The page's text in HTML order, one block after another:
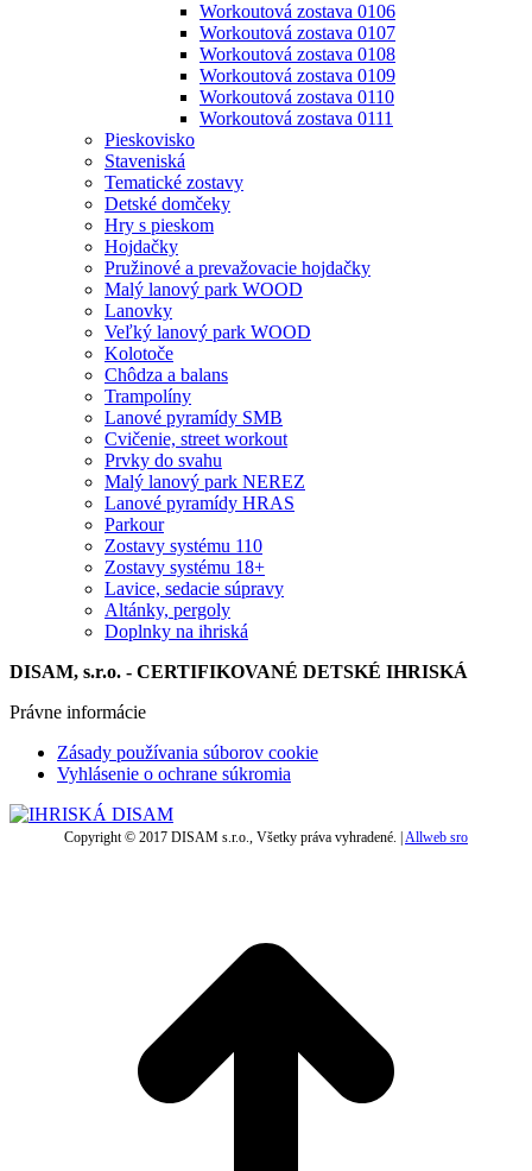
Workoutová zostava 0106
Workoutová zostava 0107
Workoutová zostava 0108
Workoutová zostava 0109
Workoutová zostava 0110
Workoutová zostava 0111
Pieskovisko
Staveniská
Tematické zostavy
Detské domčeky
Hry s pieskom
Hojdačky
Pružinové a prevažovacie hojdačky
Malý lanový park WOOD
Lanovky
Veľký lanový park WOOD
Kolotoče
Chôdza a balans
Trampolíny
Lanové pyramídy SMB
Cvičenie, street workout
Prvky do svahu
Malý lanový park NEREZ
Lanové pyramídy HRAS
Parkour
Zostavy systému 110
Zostavy systému 18+
Lavice, sedacie súpravy
Altánky, pergoly
Doplnky na ihriská
DISAM, s.r.o. - CERTIFIKOVANÉ DETSKÉ IHRISKÁ
Právne informácie
Zásady používania súborov cookie
Vyhlásenie o ochrane súkromia
Copyright © 2017 DISAM s.r.o., Všetky práva vyhradené. | Allweb sro